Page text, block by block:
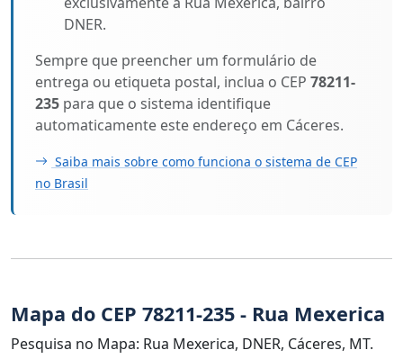
DNER.
Sempre que preencher um formulário de
entrega ou etiqueta postal, inclua o CEP 78211-
235 para que o sistema identifique
automaticamente este endereço em Cáceres.
Saiba mais sobre como funciona o sistema de CEP
no Brasil
Mapa do CEP 78211-235 - Rua Mexerica
Pesquisa no Mapa: Rua Mexerica, DNER, Cáceres, MT.